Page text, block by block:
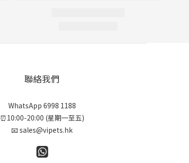
聯絡我們
WhatsApp 6998 1188
⏰10:00-20:00 (星期一至五)
📧 sales@vipets.hk